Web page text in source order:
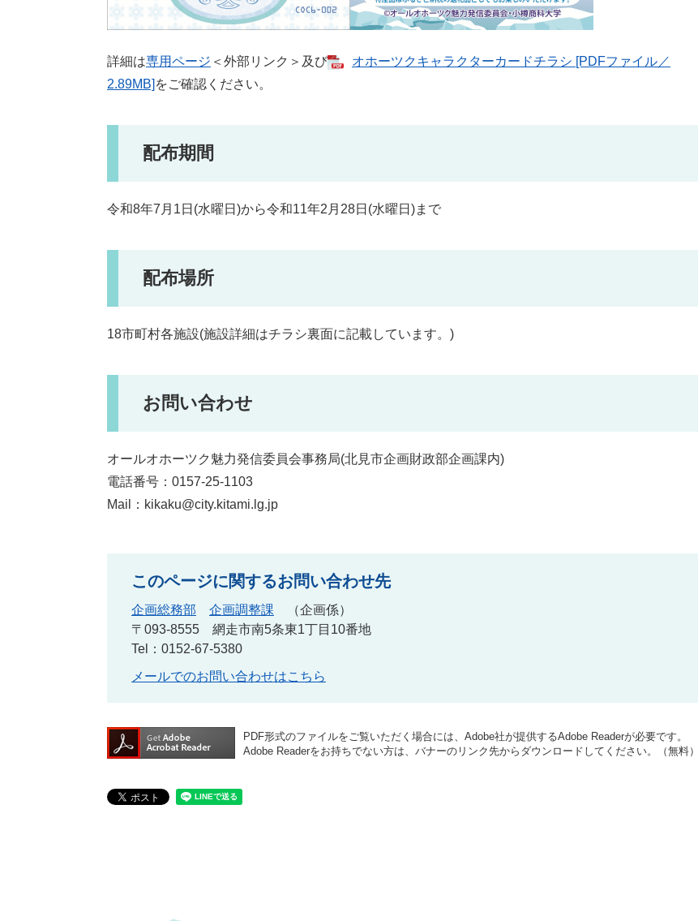
詳細は専用ページ ＜外部リンク＞ 及び
オホーツクキャラクターカードチラシ [PDFファイル／
2.89MB] をご確認ください。
配布期間
令和8年7月1日(水曜日)から令和11年2月28日(水曜日)まで
配布場所
18市町村各施設(施設詳細はチラシ裏面に記載しています。)
お問い合わせ
オールオホーツク魅力発信委員会事務局(北見市企画財政部企画課内)
電話番号：0157-25-1103
​Mail：kikaku@city.kitami.lg.jp
このページに関するお問い合わせ先
企画総務部 企画調整課
企画係
〒093-8555
網走市南5条東1丁目10番地
Tel：0152-67-5380
メールでのお問い合わせはこちら
PDF形式のファイルをご覧いただく場合には、Adobe社が提供するAdobe Readerが必要です。
Adobe Readerをお持ちでない方は、バナーのリンク先からダウンロードしてください。（無料）